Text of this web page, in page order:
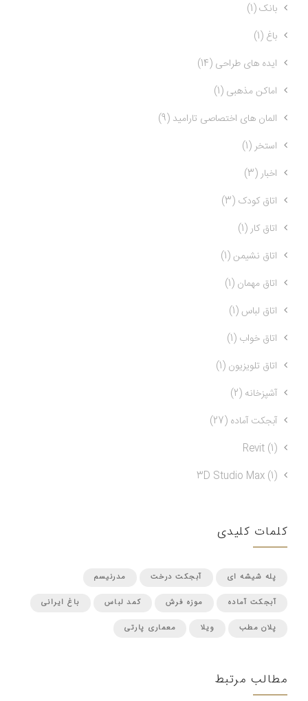
بانک (1)
باغ (1)
ایده های طراحی (14)
اماکن مذهبی (1)
المان های اختصاصی تارامید (9)
استخر (1)
اخبار (3)
اتاق کودک (3)
اتاق کار (1)
اتاق نشیمن (1)
اتاق مهمان (1)
اتاق لباس (1)
اتاق خواب (1)
اتاق تلویزیون (1)
آشپزخانه (2)
آبجکت آماده (27)
Revit (1)
3D Studio Max (1)
کلمات کلیدی
پله شیشه ای آبجکت درخت مدرنیسم
آبجکت آماده موزه فرش کمد لباس باغ ایرانی
پلان مطب ویلا معماری پارتی
مطالب مرتبط